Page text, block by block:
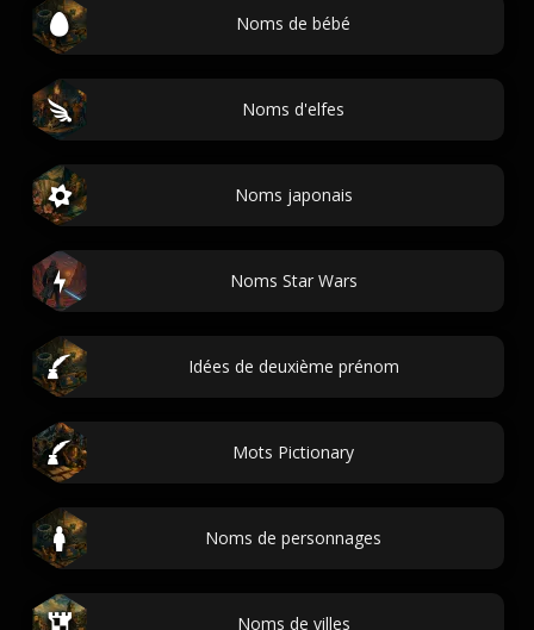
Noms de bébé
Noms d'elfes
Noms japonais
Noms Star Wars
Idées de deuxième prénom
Mots Pictionary
Noms de personnages
Noms de villes